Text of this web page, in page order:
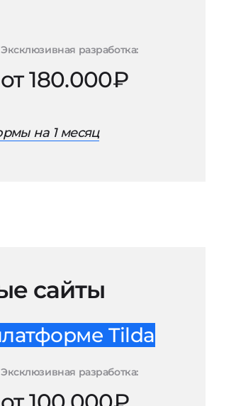
Эксклюзивная разработка:
от 180.000₽
на 1 месяц
сайты
Tilda
Эксклюзивная разработка: